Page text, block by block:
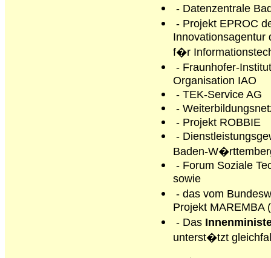
- Datenzentrale
- Projekt EPROC
Innovationsagentur
f�r
- Fraunhofer-
Organisation IAO
- TEK-Service AG
-
- Projekt ROBBIE
-
Baden-
- Forum Soziale
sowie
- das vom
Projekt MAREMBA
- Das
unterst�tzt